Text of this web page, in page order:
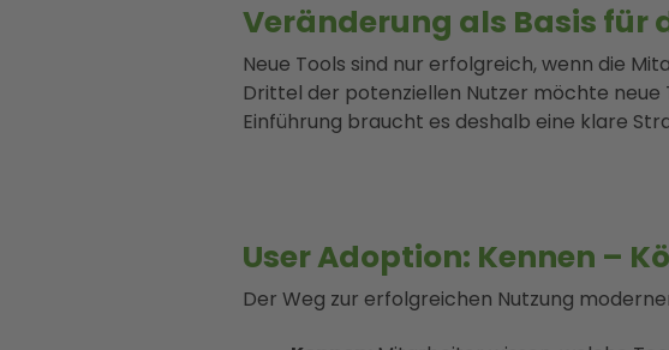
Veränderung als Basis für
Neue Tools sind nur erfolgreich, wenn die
Drittel der potenziellen Nutzer möchte neue
Einführung braucht es deshalb eine klare
User Adoption: Kennen –
Der Weg zur erfolgreichen Nutzung